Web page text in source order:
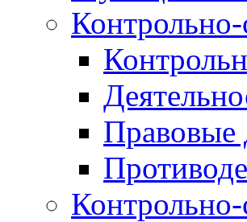
Контрольно-
Правовые
Контрольно-